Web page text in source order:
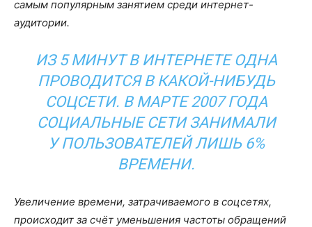
самым популярным занятием среди интернет-
аудитории.
ИЗ 5 МИНУТ В ИНТЕРНЕТЕ ОДНА
ПРОВОДИТСЯ В КАКОЙ-НИБУДЬ
СОЦСЕТИ. В МАРТЕ 2007 ГОДА
СОЦИАЛЬНЫЕ СЕТИ ЗАНИМАЛИ
У ПОЛЬЗОВАТЕЛЕЙ ЛИШЬ 6%
ВРЕМЕНИ.
Увеличение времени, затрачиваемого в соцсетях,
происходит за счёт уменьшения частоты обращений